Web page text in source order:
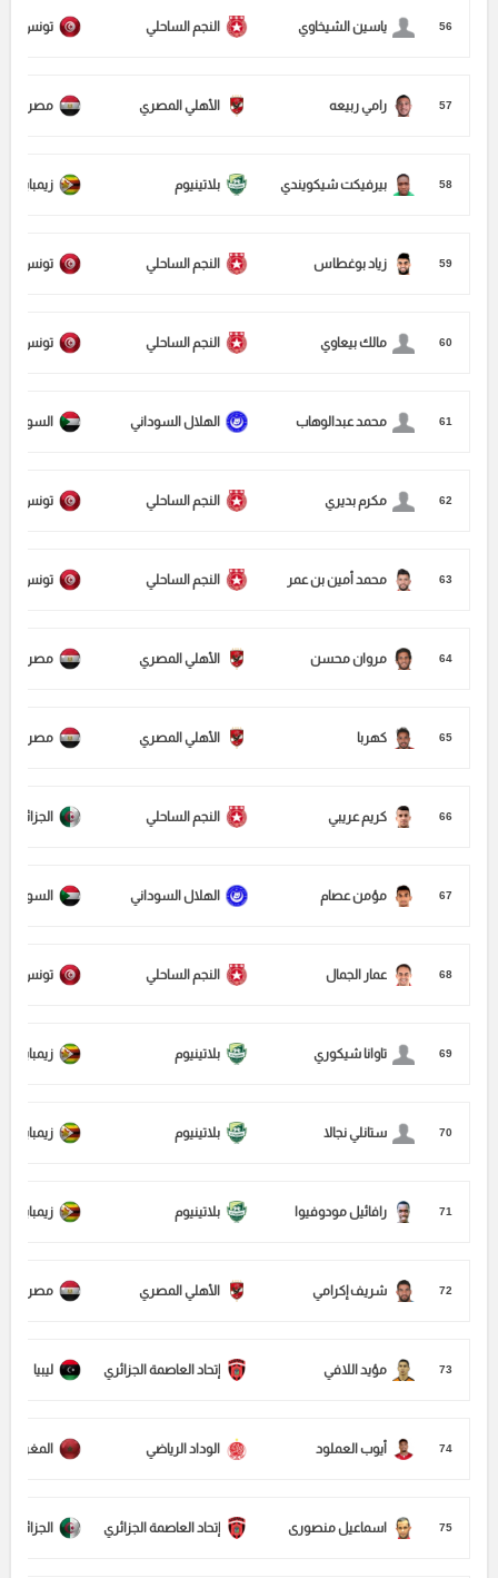
56 ياسين الشيخاوي النجم الساحلي تونس
57 رامي ربيعه الأهلي المصري مصر
58 بيرفيكت شيكويندي بلاتينيوم زيمبابوي
59 زياد بوغطاس النجم الساحلي تونس
60 مالك بيعاوي النجم الساحلي تونس
61 محمد عبدالوهاب الهلال السوداني السودان
62 مكرم بديري النجم الساحلي تونس
63 محمد أمين بن عمر النجم الساحلي تونس
64 مروان محسن الأهلي المصري مصر
65 كهربا الأهلي المصري مصر
66 كريم عريبي النجم الساحلي الجزائر
67 مؤمن عصام الهلال السوداني السودان
68 عمار الجمال النجم الساحلي تونس
69 تاوانا شيكوري بلاتينيوم زيمبابوي
70 ستانلي نجالا بلاتينيوم زيمبابوي
71 رافائيل مودوفيوا بلاتينيوم زيمبابوي
72 شريف إكرامي الأهلي المصري مصر
73 مؤيد اللافي إتحاد العاصمة الجزائري ليبيا
74 أيوب العملود الوداد الرياضي المغرب
75 اسماعيل منصورى إتحاد العاصمة الجزائري الجزائر